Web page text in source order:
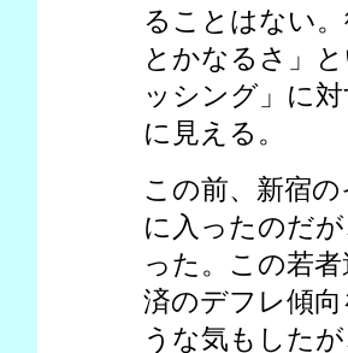
ることはない
とかなるさ」
ッシング」に
に見える。
この前、新宿
に入ったのだ
った。この若
済のデフレ傾
うな気もした